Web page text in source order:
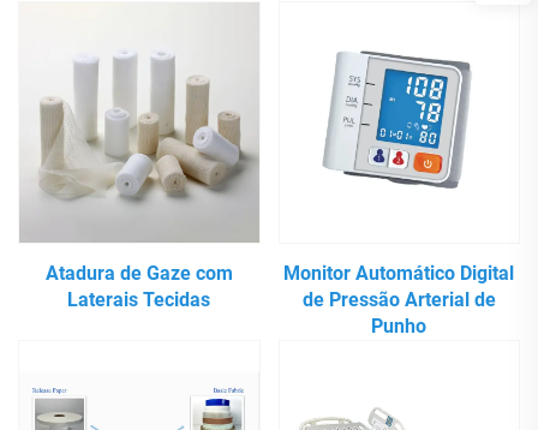
Atadura de Gaze com
Laterais Tecidas
Monitor Automático Digital
de Pressão Arterial de
Punho